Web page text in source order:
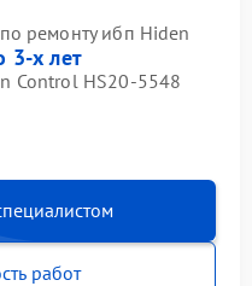
ремонту ибп Hiden
3-х лет
Control HS20-5548
работ